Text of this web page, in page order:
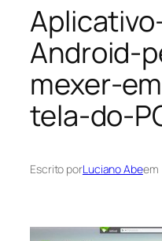
Android-
mexer-
tela-do-
Escrito porLuciano Abeem